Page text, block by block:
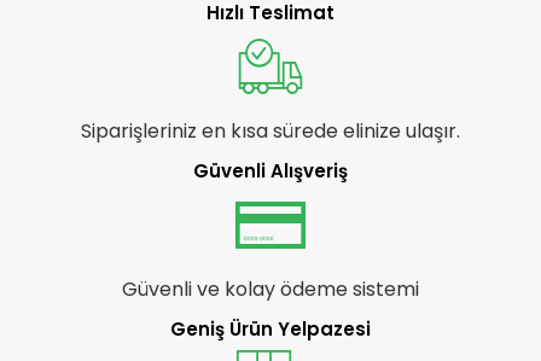
Hızlı Teslimat
Siparişleriniz en kısa sürede elinize ulaşır.
Güvenli Alışveriş
Güvenli ve kolay ödeme sistemi
Geniş Ürün Yelpazesi